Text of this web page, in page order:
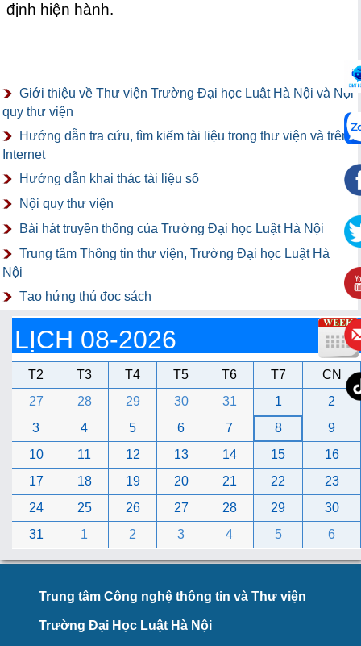
định hiện hành.
Giới thiệu về Thư viện Trường Đại học Luật Hà Nội và Nội
quy thư viện
Hướng dẫn tra cứu, tìm kiếm tài liệu trong thư viện và trên
Internet
Hướng dẫn khai thác tài liệu số
Nội quy thư viện
Bài hát truyền thống của Trường Đại học Luật Hà Nội
Trung tâm Thông tin thư viện, Trường Đại học Luật Hà
Nội
Tạo hứng thú đọc sách
LỊCH 08-2026
T2 T3 T4 T5 T6 T7
CN
27
28 29 30 31 1
2
3
4 5 6 7 8
9
10
11 12 13 14 15
16
17
18 19 20 21 22
23
24
25 26 27 28 29
30
31
1 2 3 4 5 6
Trung tâm Công nghệ thông tin và Thư viện
Trường Đại Học Luật Hà Nội